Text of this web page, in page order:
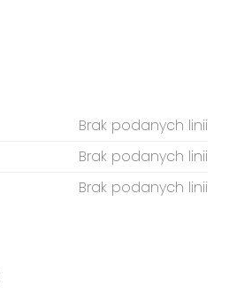
Brak podanych linii
Brak podanych linii
Brak podanych linii